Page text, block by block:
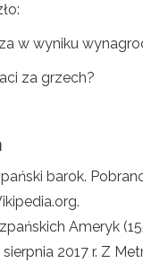
w wyniku
za grzech?
barok.
Ameryk
2017 r. Z